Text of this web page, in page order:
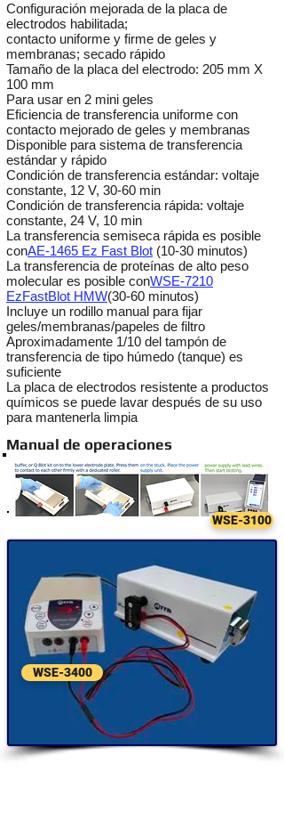
Configuración mejorada de la placa de
electrodos habilitada;
contacto uniforme y firme de geles y
membranas; secado rápido
Tamaño de la placa del electrodo: 205 mm X
100 mm
Para usar en 2 mini geles
Eficiencia de transferencia uniforme con
contacto mejorado de geles y membranas
Disponible para sistema de transferencia
estándar y rápido
Condición de transferencia estándar: voltaje
constante, 12 V, 30-60 min
Condición de transferencia rápida: voltaje
constante, 24 V, 10 min
La transferencia semiseca rápida es posible
conAE-1465 Ez Fast Blot (10-30 minutos)
La transferencia de proteínas de alto peso
molecular es posible conWSE-7210
EzFastBlot HMW(30-60 minutos)
Incluye un rodillo manual para fijar
geles/membranas/papeles de filtro
Aproximadamente 1/10 del tampón de
transferencia de tipo húmedo (tanque) es
suficiente
La placa de electrodos resistente a productos
químicos se puede lavar después de su uso
para mantenerla limpia
Manual de operaciones
WSE-3100
WSE-3400